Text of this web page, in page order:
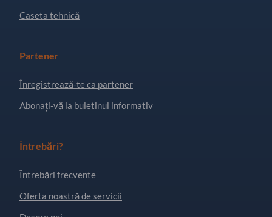
Caseta tehnică
Partener
Înregistrează-te ca partener
Abonați-vă la buletinul informativ
Întrebări?
Întrebări frecvente
Oferta noastră de servicii